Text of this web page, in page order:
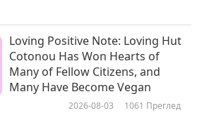
Важните Новини
2020-05-08 3144 Преглед
Loving Positive Note: Loving Hut
Cotonou Has Won Hearts of
Many of Fellow Citizens, and
Many Have Become Vegan
2026-08-03 1061 Преглед